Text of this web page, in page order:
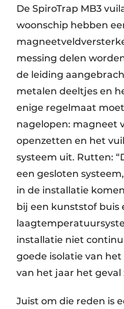
De SpiroTrap MB3
woonschip hebben
messing delen
de leiding
metalen deeltjes en
enige regelmaat
nagelopen: magneet
openzetten en het
systeem uit. Rutten:
een gesloten
in de installatie
bij een kunststof buis
installatie niet
goede isolatie van
van het jaar het geval
Juist om die reden is